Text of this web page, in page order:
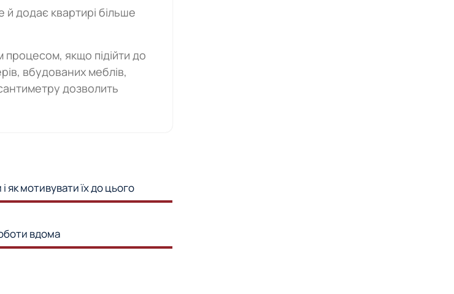
й додає квартирі більше
якщо підійти до
вбудованих меблів,
дозволить
як мотивувати їх до цього
вдома